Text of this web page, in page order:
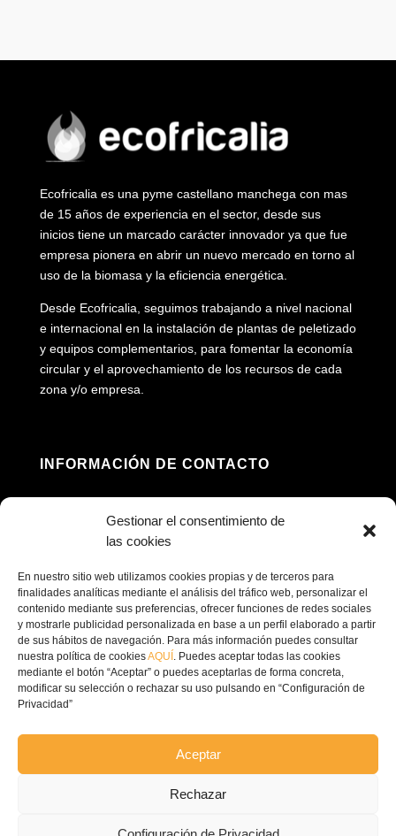
Gestionar el consentimiento de
las cookies
En nuestro sitio web utilizamos cookies propias y de terceros para
finalidades analíticas mediante el análisis del tráfico web, personalizar el
contenido mediante sus preferencias, ofrecer funciones de redes sociales
y mostrarle publicidad personalizada en base a un perfil elaborado a partir
de sus hábitos de navegación. Para más información puedes consultar
nuestra política de cookiesAQUÍ . Puedes aceptar todas las cookies
mediante el botón “Aceptar” o puedes aceptarlas de forma concreta,
modificar su selección o rechazar su uso pulsando en “Configuración de
Privacidad”
Aceptar
Rechazar
Ecofricalia es una pyme castellano manchega con mas
de 15 años de experiencia en el sector, desde sus
inicios tiene un marcado carácter innovador ya que fue
empresa pionera en abrir un nuevo mercado en torno al
uso de la biomasa y la eficiencia energética.
Desde Ecofricalia, seguimos trabajando a nivel nacional
e internacional en la instalación de plantas de peletizado
y equipos complementarios, para fomentar la economía
circular y el aprovechamiento de los recursos de cada
zona y/o empresa.
INFORMACIÓN DE CONTACTO
Pedroñeras, Cuenca
 contacto@ecofricalia.com